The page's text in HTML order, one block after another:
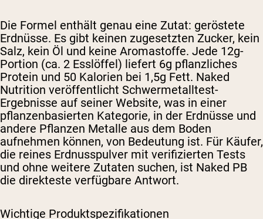
Die Formel enthält genau eine Zutat: geröstete
Erdnüsse. Es gibt keinen zugesetzten Zucker, kein
Salz, kein Öl und keine Aromastoffe. Jede 12g-
Portion (ca. 2 Esslöffel) liefert 6g pflanzliches
Protein und 50 Kalorien bei 1,5g Fett. Naked
Nutrition veröffentlicht Schwermetalltest-
Ergebnisse auf seiner Website, was in einer
pflanzenbasierten Kategorie, in der Erdnüsse und
andere Pflanzen Metalle aus dem Boden
aufnehmen können, von Bedeutung ist. Für Käufer,
die reines Erdnusspulver mit verifizierten Tests
und ohne weitere Zutaten suchen, ist Naked PB
die direkteste verfügbare Antwort.
Wichtige Produktspezifikationen